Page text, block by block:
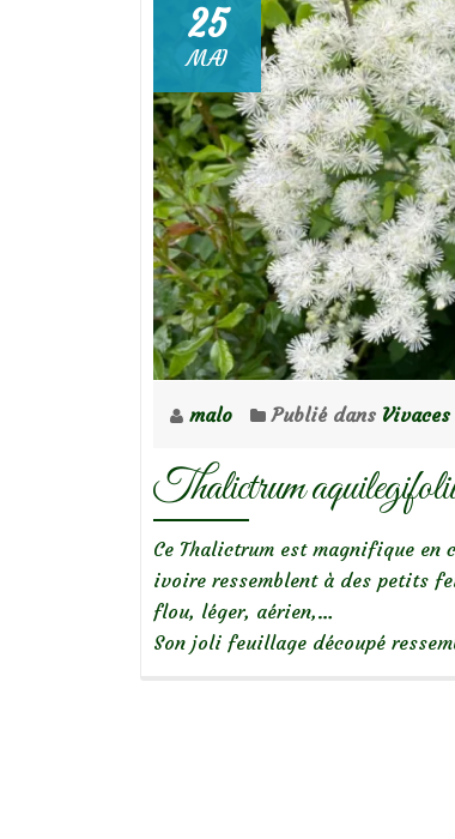
25
MAI
malo Publié dans Vivaces
Thalictrum
Ce Thalictrum est magnifique en
ivoire ressemblent à des petits
flou, léger, aérien,…
Son joli feuillage découpé